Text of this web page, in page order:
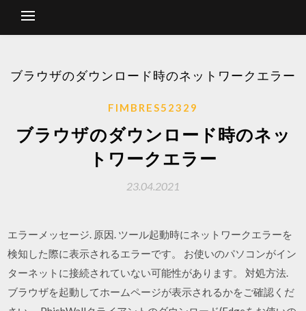
ブラウザのダウンロード時のネットワークエラー
FIMBRES52329
ブラウザのダウンロード時のネッ
トワークエラー
23.04.2021
エラーメッセージ. 原因. ツール起動時にネットワークエラーを
検知した際に表示されるエラーです。 お使いのパソコンがイン
ターネットに接続されていない可能性があります。 対処方法.
ブラウザを起動してホームページが表示されるかをご確認くだ